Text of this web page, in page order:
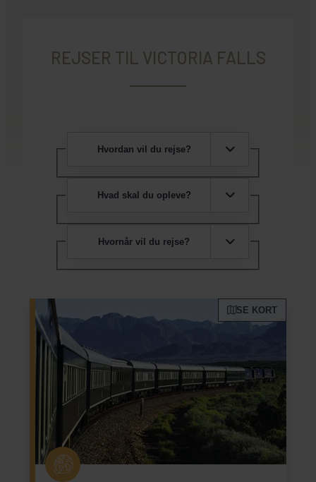
REJSER TIL VICTORIA FALLS
Hvordan vil du rejse?
Hvad skal du opleve?
Hvornår vil du rejse?
SE KORT